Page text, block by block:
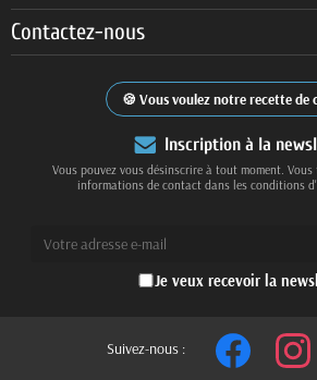
Contactez-nous
Vous voulez notre recette de
Inscription à la
Vous pouvez vous désinscrire à tout moment.
informations de contact dans les conditions
Je veux recevoir la
Suivez-nous :